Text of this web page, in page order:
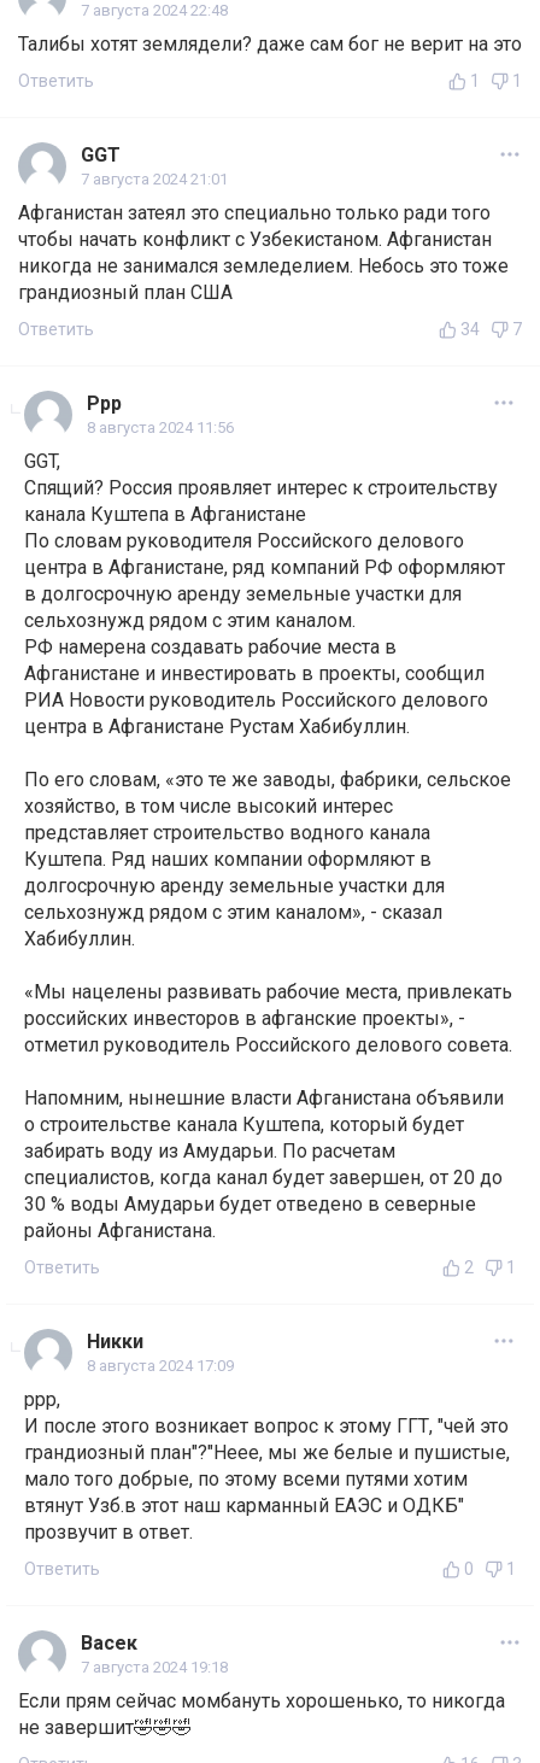
7 августа 2024 22:48
Талибы хотят землядели? даже сам бог не верит на это
Ответить 1 1
GGT
7 августа 2024 21:01
Афганистан затеял это специально только ради того
чтобы начать конфликт с Узбекистаном. Афганистан
никогда не занимался земледелием. Небось это тоже
грандиозный план США
Ответить 34 7
Ppp
8 августа 2024 11:56
GGT,
Спящий? Россия проявляет интерес к строительству
канала Куштепа в Афганистане
По словам руководителя Российского делового
центра в Афганистане, ряд компаний РФ оформляют
в долгосрочную аренду земельные участки для
сельхознужд рядом с этим каналом.
РФ намерена создавать рабочие места в
Афганистане и инвестировать в проекты, сообщил
РИА Новости руководитель Российского делового
центра в Афганистане Рустам Хабибуллин.
По его словам, «это те же заводы, фабрики, сельское
хозяйство, в том числе высокий интерес
представляет строительство водного канала
Куштепа. Ряд наших компании оформляют в
долгосрочную аренду земельные участки для
сельхознужд рядом с этим каналом», - сказал
Хабибуллин.
«Мы нацелены развивать рабочие места, привлекать
российских инвесторов в афганские проекты», -
отметил руководитель Российского делового совета.
Напомним, нынешние власти Афганистана объявили
о строительстве канала Куштепа, который будет
забирать воду из Амударьи. По расчетам
специалистов, когда канал будет завершен, от 20 до
30 % воды Амударьи будет отведено в северные
районы Афганистана.
Ответить 2 1
Никки
8 августа 2024 17:09
ppp,
И после этого возникает вопрос к этому ГГТ, "чей это
грандиозный план"?"Неее, мы же белые и пушистые,
мало того добрые, по этому всеми путями хотим
втянут Узб.в этот наш карманный ЕАЭС и ОДКБ"
прозвучит в ответ.
Ответить 0 1
Васек
7 августа 2024 19:18
Если прям сейчас момбануть хорошенько, то никогда
не завершит🤣🤣🤣